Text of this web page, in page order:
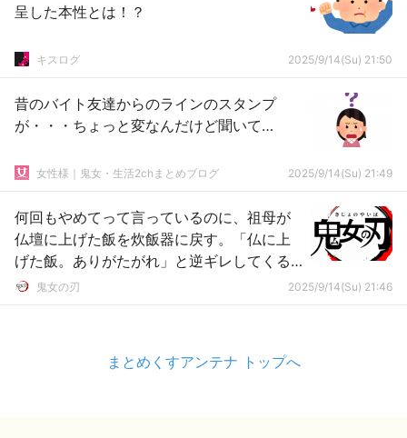
呈した本性とは！？
キスログ 2025/9/14(Su) 21:50
昔のバイト友達からのラインのスタンプ
が・・・ちょっと変なんだけど聞いて…
女性様｜鬼女・生活2chまとめブログ 2025/9/14(Su) 21:49
何回もやめてって言っているのに、祖母が
仏壇に上げた飯を炊飯器に戻す。「仏に上
げた飯。ありがたがれ」と逆ギレしてくる
んだが…
鬼女の刃 2025/9/14(Su) 21:46
まとめくすアンテナ トップへ